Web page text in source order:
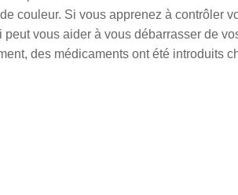
couleur. Si vous apprenez à contrôler
vous aider à vous débarrasser de
des médicaments ont été introduits